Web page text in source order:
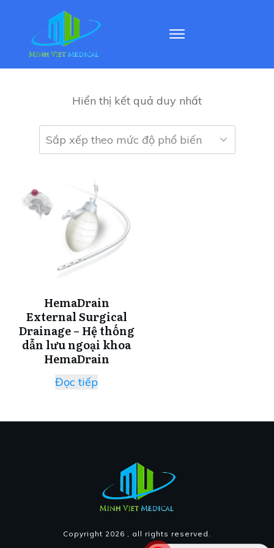
Hiển thị kết quả duy nhất
HemaDrain
External Surgical
Drainage – Hệ thống
dẫn lưu ngoại khoa
HemaDrain
Đọc tiếp
Copyright 2026 , all rights reserved.